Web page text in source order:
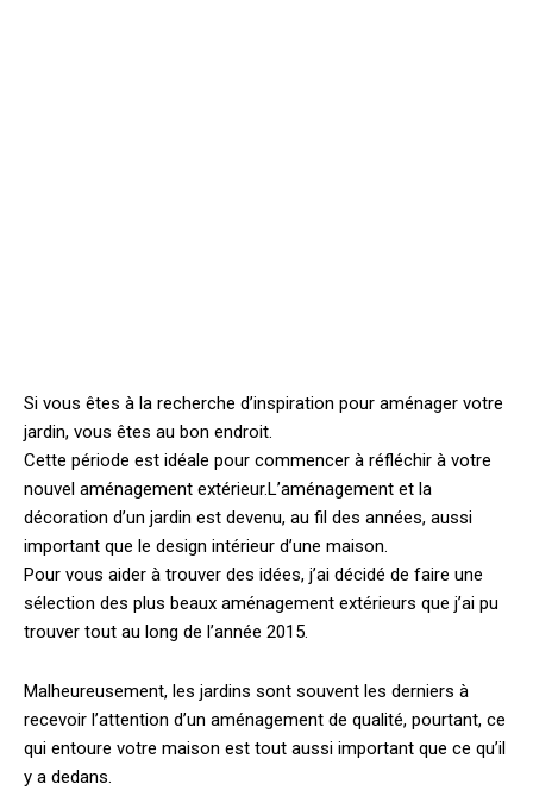
Si vous êtes à la recherche d’inspiration pour aménager votre
jardin, vous êtes au bon endroit.
Cette période est idéale pour commencer à réfléchir à votre
nouvel aménagement extérieur.L’aménagement et la
décoration d’un jardin est devenu, au fil des années, aussi
important que le design intérieur d’une maison.
Pour vous aider à trouver des idées, j’ai décidé de faire une
sélection des plus beaux aménagement extérieurs que j’ai pu
trouver tout au long de l’année 2015.
Malheureusement, les jardins sont souvent les derniers à
recevoir l’attention d’un aménagement de qualité, pourtant, ce
qui entoure votre maison est tout aussi important que ce qu’il
y a dedans.